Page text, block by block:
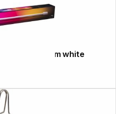
Philips Hue Play Gradient Light Tube 75cm white